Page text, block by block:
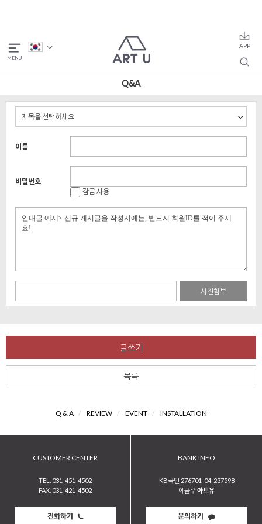
Q&A
이름
비밀번호
잠금 사용
사진첨부
글쓰기
목록
Q & A / REVIEW / EVENT / INSTALLATION
CUSTOMER CENTER
TEL. 031-451-4502
FAX. 031-421-4502
전화하기
BANK INFO
KB국민 276701-04-237598
예금주아트유
문의하기